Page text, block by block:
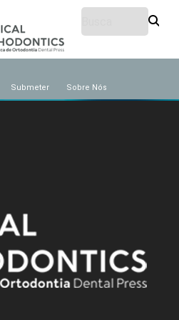
Submeter Sobre Nós